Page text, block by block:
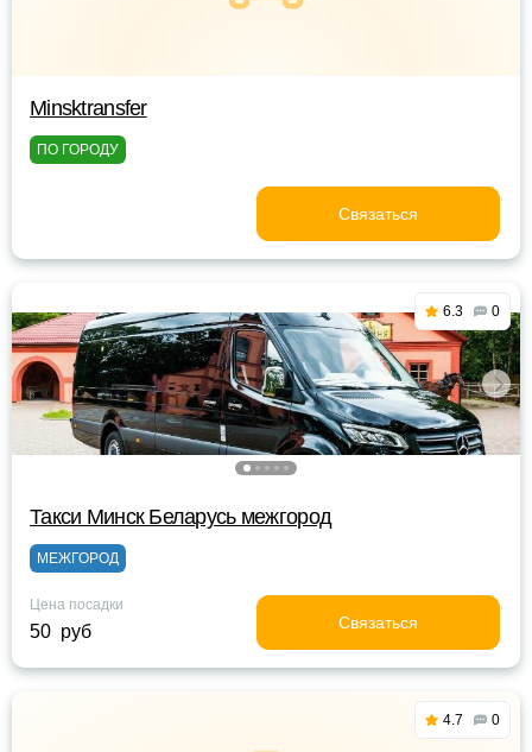
Minsktransfer
ПО ГОРОДУ
Связаться
6.3 0
Такси Минск Беларусь межгород
МЕЖГОРОД
Цена посадки
50 руб Связаться
4.7 0